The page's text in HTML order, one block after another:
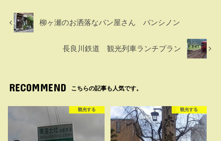
柳ヶ瀬のお洒落なパン屋さん パンシノン
長良川鉄道 観光列車ランチプラン
RECOMMEND こちらの記事も人気です。
観光する 観光する